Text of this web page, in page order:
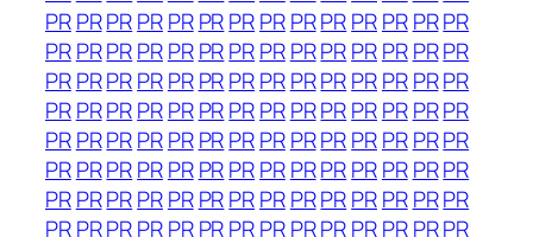
PRPRPRPRPR PRPRPRPRPRPRPR PRPR
PRPRPRPRPR PRPRPRPRPRPRPR PRPR
PRPRPRPRPR PRPRPRPRPRPRPR PRPR
PRPRPRPRPR PRPRPRPRPRPRPR PRPR
PRPRPRPRPR PRPRPRPRPRPRPR PRPR
PRPRPRPRPR PRPRPRPRPRPRPR PRPR
PRPRPRPRPR PRPRPRPRPRPRPR PRPR
PRPRPRPRPR PRPRPRPRPRPRPR PRPR